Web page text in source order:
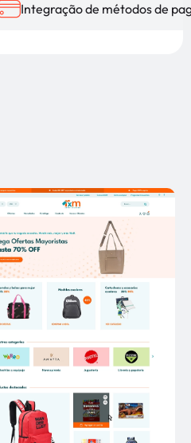
Integração de métodos de